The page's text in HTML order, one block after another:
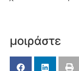
μοιράστε